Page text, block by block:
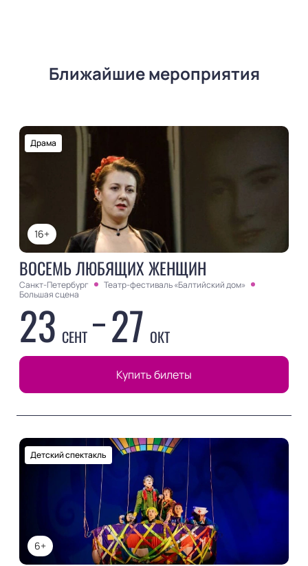
Ближайшие мероприятия
16+
Драма
ВОСЕМЬ ЛЮБЯЩИХ ЖЕНЩИН
Санкт-Петербург
Театр-фестиваль «Балтийский дом»
Большая сцена
23 СЕНТ 27 ОКТ
Купить билеты
6+
Детский спектакль